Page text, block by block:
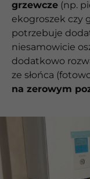
grzewcze (np.
ekogroszek czy
potrzebuje
niesamowicie
dodatkowo
ze słońca
na zerowym